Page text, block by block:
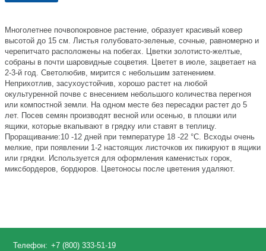
Многолетнее почвопокровное растение, образует красивый ковер
высотой до 15 см. Листья голубовато-зеленые, сочные, равномерно и
черепитчато расположены на побегах. Цветки золотисто-желтые,
собраны в почти шаровидные соцветия. Цветет в июле, зацветает на
2-3-й год. Светолюбив, мирится с небольшим затенением.
Неприхотлив, засухоустойчив, хорошо растет на любой
окультуренной почве с внесением небольшого количества перегноя
или компостной земли. На одном месте без пересадки растет до 5
лет. Посев семян производят весной или осенью, в плошки или
ящики, которые вкапывают в грядку или ставят в теплицу.
Проращивание:10 -12 дней при температуре 18 -22 °С. Всходы очень
мелкие, при появлении 1-2 настоящих листочков их пикируют в ящики
или грядки. Используется для оформления каменистых горок,
миксбордеров, бордюров. Цветоносы после цветения удаляют.
Телефон: +7 (800) 333-51-19